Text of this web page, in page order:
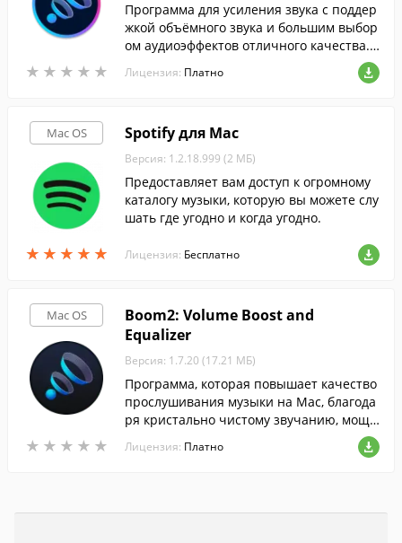
★ ★ ★ ★ ★
★ ★ ★ ★ ★
Программа для усиления звука с поддер
жкой объёмного звука и большим выбор
ом аудиоэффектов отличного качества.
Лицензия: Платно
Mac OS
★ ★ ★ ★ ★
★ ★ ★ ★ ★
Spotify для Mac
Версия: 1.2.18.999 (2 МБ)
Предоставляет вам доступ к огромному
каталогу музыки, которую вы можете слу
шать где угодно и когда угодно.
Лицензия: Бесплатно
Mac OS
★ ★ ★ ★ ★
★ ★ ★ ★ ★
Boom2: Volume Boost and
Equalizer
Версия: 1.7.20 (17.21 МБ)
Программа, которая повышает качество
прослушивания музыки на Mac, благода
ря кристально чистому звучанию, мощн
ым басам и интуитивно понятному инте
рфейсу.
Лицензия: Платно